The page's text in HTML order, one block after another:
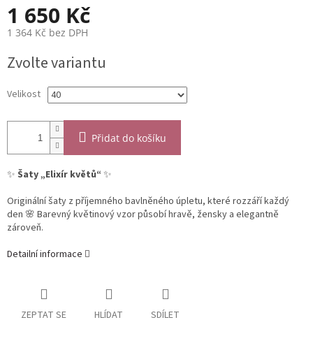
1 650 Kč
1 364 Kč bez DPH
cena:
Zvolte variantu
Velikost
Přidat do košíku
✨ Šaty „Elixír květů“ ✨
Originální šaty z příjemného bavlněného úpletu, které rozzáří každý
den 🌸 Barevný květinový vzor působí hravě, žensky a elegantně
zároveň.
Detailní informace
ZEPTAT SE HLÍDAT SDÍLET